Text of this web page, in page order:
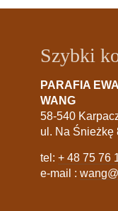
Szybki
PARAFIA
WANG
58-540
ul. Na Śnieżkę
tel: + 48 75 76
e-mail :